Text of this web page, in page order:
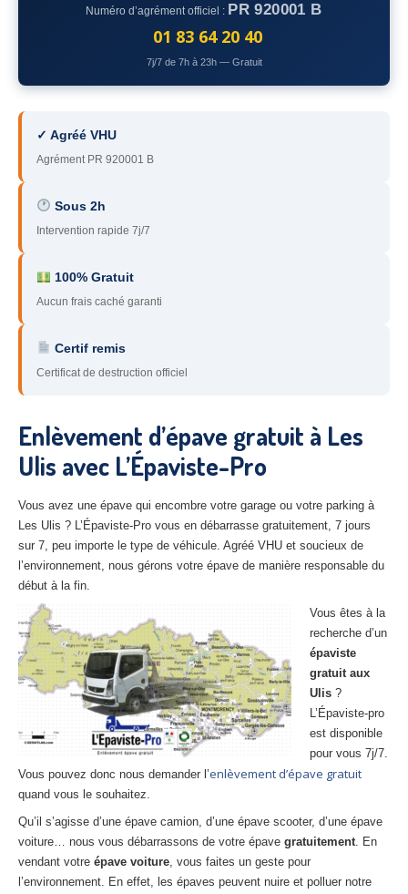
– Seine-et-Marne
– Yvelines
92– Hauts-de-Seine
93 – Seine-Saint-Denis
94– Val-de-Marne
95 – Val d’Oise
– Essonne
89 – Yonne
51 – Marne
– Eure-et-Loir
27– Eure
– Aube
02– Aisne
Tousles secteurs
CENTRE
Centreagréé VHU Paris 75 : casse auto avec destruction
Centreagréé VHU 77 : casse auto avec destruction
agréé VHU 78 : casse auto avec destruction
agréé VHU 91 : casse auto avec destruction
Centre agréé VHU 92 : casse auto avec destruction
Centre agréé VHU 93 : casse auto avec destruction
Centre agréé VHU 94 : casse auto avec destruction
Numéro d’agrément officiel : PR 920001 B
01 83 64 20 40
7j/7 de 7h à 23h — Gratuit
✓ Agréé VHU
Agrément PR 920001 B
Sous 2h
Intervention rapide 7j/7
100% Gratuit
Aucun frais caché garanti
Certif remis
Certificat de destruction officiel
Enlèvement d’épave gratuit à Les
Ulis avec L’Épaviste-Pro
Vous avez une épave qui encombre votre garage ou votre parking à
Les Ulis ? L’Épaviste-Pro vous en débarrasse gratuitement, 7 jours
sur 7, peu importe le type de véhicule. Agréé VHU et soucieux de
l’environnement, nous gérons votre épave de manière responsable du
début à la fin.
Vous êtes à la
recherche d’un
épaviste
gratuit aux
Ulis ?
L’Épaviste-pro
est disponible
pour vous 7j/7.
Vous pouvez donc nous demander l’enlèvement d’épave gratuit
quand vous le souhaitez.
Qu’il s’agisse d’une épave camion, d’une épave scooter, d’une épave
voiture… nous vous débarrassons de votre épave gratuitement. En
vendant votre épave voiture, vous faites un geste pour
l’environnement. En effet, les épaves peuvent nuire et polluer notre